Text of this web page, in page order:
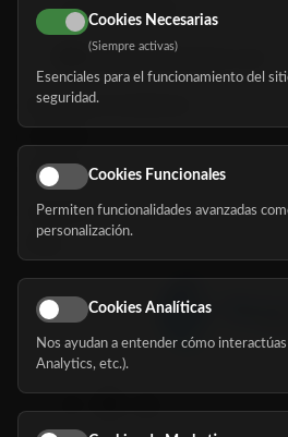
616 113 103
hola@mundomayor.com
Buscador de residencias
Eventos
Nosotros
Síguenos
Cookies Necesarias
(Siempre activas)
Esenciales para el funcionamiento del
seguridad.
Cookies Funcionales
Permiten funcionalidades avanzadas
personalización.
Cookies Analíticas
Nos ayudan a entender cómo
Analytics, etc.).